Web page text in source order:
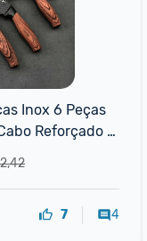
Inox 6 Peças
Reforçado
Cozinha
7 4